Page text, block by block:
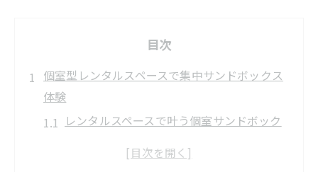
目次
個室型レンタルスペースで集中サンドボックス
体験
レンタルスペースで叶う個室サンドボック